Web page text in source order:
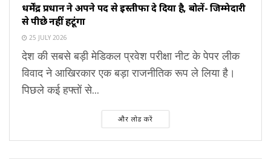
धर्मेंद्र प्रधान ने अपने पद से इस्तीफा दे दिया है, बोलें- जिम्मेदारी
से पीछे नहीं हटूंगा
25 JULY 2026
देश की सबसे बड़ी मेडिकल प्रवेश परीक्षा नीट के पेपर लीक
विवाद ने आखिरकार एक बड़ा राजनीतिक रूप ले लिया है।
पिछले कई हफ्तों से...
और लोड करें